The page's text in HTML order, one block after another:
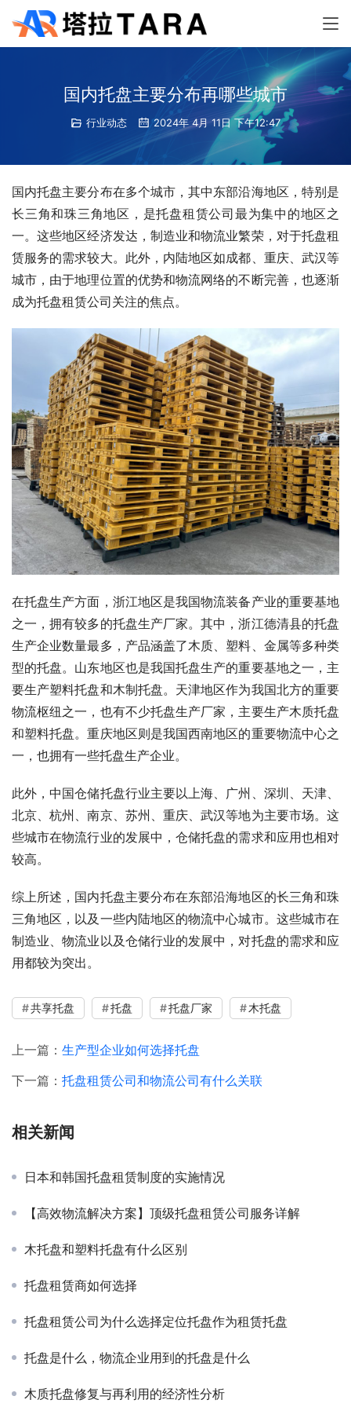
国内托盘主要分布再哪些城市
行业动态 2024年 4月 11日 下午12:47
国内托盘主要分布在多个城市，其中东部沿海地区，特别是
长三角和珠三角地区，是托盘租赁公司最为集中的地区之
一。这些地区经济发达，制造业和物流业繁荣，对于托盘租
赁服务的需求较大。此外，内陆地区如成都、重庆、武汉等
城市，由于地理位置的优势和物流网络的不断完善，也逐渐
成为托盘租赁公司关注的焦点。
在托盘生产方面，浙江地区是我国物流装备产业的重要基地
之一，拥有较多的托盘生产厂家。其中，浙江德清县的托盘
生产企业数量最多，产品涵盖了木质、塑料、金属等多种类
型的托盘。山东地区也是我国托盘生产的重要基地之一，主
要生产塑料托盘和木制托盘。天津地区作为我国北方的重要
物流枢纽之一，也有不少托盘生产厂家，主要生产木质托盘
和塑料托盘。重庆地区则是我国西南地区的重要物流中心之
一，也拥有一些托盘生产企业。
此外，中国仓储托盘行业主要以上海、广州、深圳、天津、
北京、杭州、南京、苏州、重庆、武汉等地为主要市场。这
些城市在物流行业的发展中，仓储托盘的需求和应用也相对
较高。
综上所述，国内托盘主要分布在东部沿海地区的长三角和珠
三角地区，以及一些内陆地区的物流中心城市。这些城市在
制造业、物流业以及仓储行业的发展中，对托盘的需求和应
用都较为突出。
共享托盘 托盘 托盘厂家 木托盘
上一篇： 生产型企业如何选择托盘
下一篇： 托盘租赁公司和物流公司有什么关联
相关新闻
日本和韩国托盘租赁制度的实施情况
【高效物流解决方案】顶级托盘租赁公司服务详解
木托盘和塑料托盘有什么区别
托盘租赁商如何选择
托盘租赁公司为什么选择定位托盘作为租赁托盘
托盘是什么，物流企业用到的托盘是什么
木质托盘修复与再利用的经济性分析